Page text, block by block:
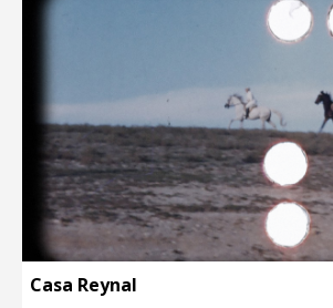
Casa Reynal